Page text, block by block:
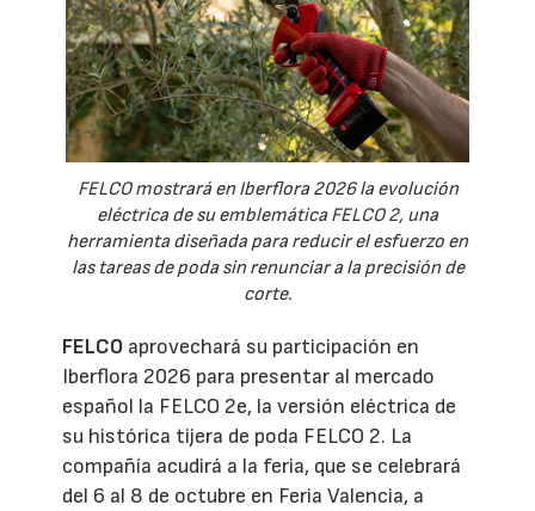
FELCO mostrará en Iberflora 2026 la evolución
eléctrica de su emblemática FELCO 2, una
herramienta diseñada para reducir el esfuerzo en
las tareas de poda sin renunciar a la precisión de
corte.
FELCO aprovechará su participación en
Iberflora 2026 para presentar al mercado
español la FELCO 2e, la versión eléctrica de
su histórica tijera de poda FELCO 2. La
compañía acudirá a la feria, que se celebrará
del 6 al 8 de octubre en Feria Valencia, a